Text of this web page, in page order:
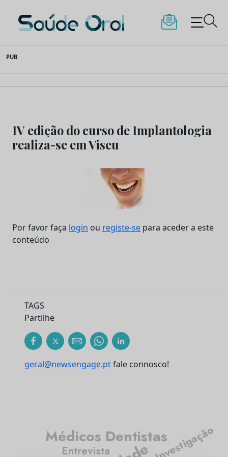
to
content
Saúde Oral
PUB
IV edição do curso de Implantologia
realiza-se em Viseu
Por favor faça login ou registe-se para aceder a este
conteúdo
TAGS
Partilhe
geral@newsengage.ptfale connosco!
Médicos Dentistas
Entrevista Investigação